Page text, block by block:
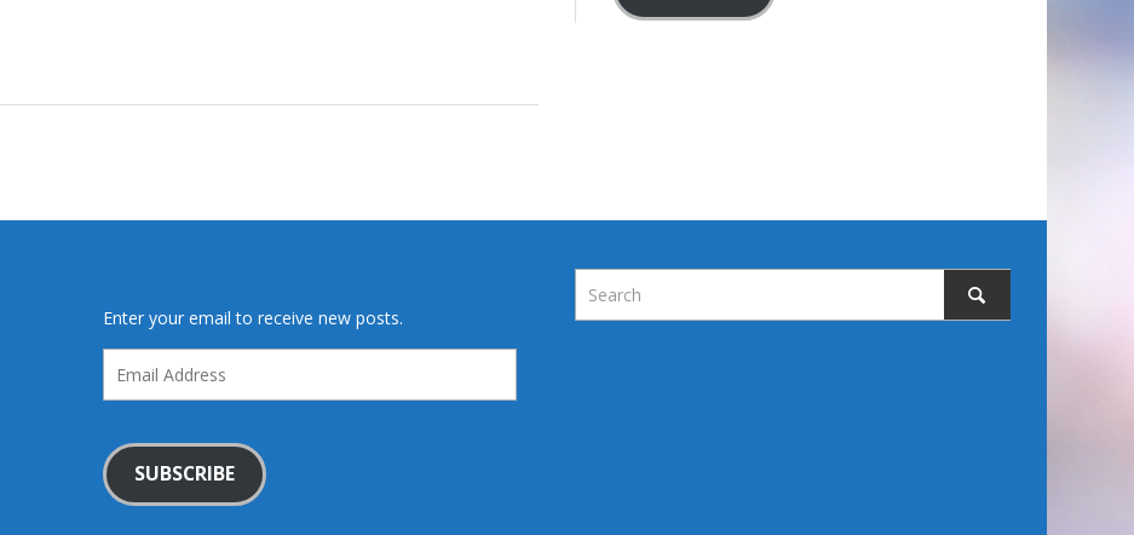
Enter your email to receive new posts.
Address
SUBSCRIBE